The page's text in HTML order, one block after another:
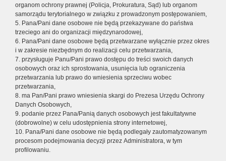
organom ochrony prawnej (Policja, Prokuratura, Sąd) lub organom
samorządu terytorialnego w związku z prowadzonym postępowaniem,
5. Pana/Pani dane osobowe nie będą przekazywane do państwa
trzeciego ani do organizacji międzynarodowej,
6. Pana/Pani dane osobowe będą przetwarzane wyłącznie przez okres
i w zakresie niezbędnym do realizacji celu przetwarzania,
7. przysługuje Panu/Pani prawo dostępu do treści swoich danych
osobowych oraz ich sprostowania, usunięcia lub ograniczenia
przetwarzania lub prawo do wniesienia sprzeciwu wobec
przetwarzania,
8. ma Pan/Pani prawo wniesienia skargi do Prezesa Urzędu Ochrony
Danych Osobowych,
9. podanie przez Pana/Panią danych osobowych jest fakultatywne
(dobrowolne) w celu udostępnienia strony internetowej,
10. Pana/Pani dane osobowe nie będą podlegały zautomatyzowanym
procesom podejmowania decyzji przez Administratora, w tym
profilowaniu.